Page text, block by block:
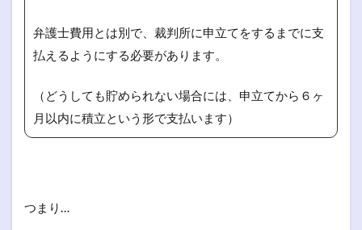
弁護士費用とは別で、裁判所に申立てをするまでに支
払えるようにする必要があります。
（どうしても貯められない場合には、申立てから６ヶ
月以内に積立という形で支払います）
つまり…